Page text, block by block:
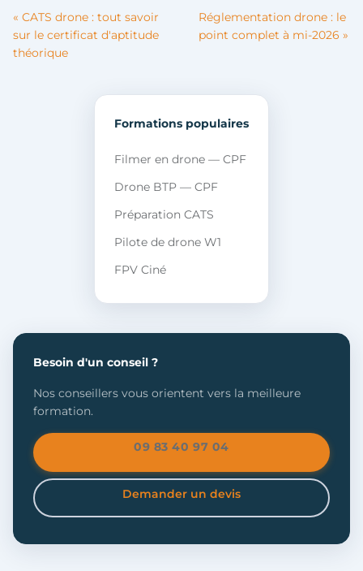
« CATS drone : tout savoir
sur le certificat d'aptitude
théorique
Réglementation drone : le
point complet à mi-2026 »
Formations populaires
Filmer en drone — CPF
Drone BTP — CPF
Préparation CATS
Pilote de drone W1
FPV Ciné
Besoin d'un conseil ?
Nos conseillers vous orientent vers la meilleure
formation.
09 83 40 97 04
Demander un devis